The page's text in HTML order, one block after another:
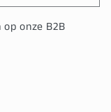
onze B2B